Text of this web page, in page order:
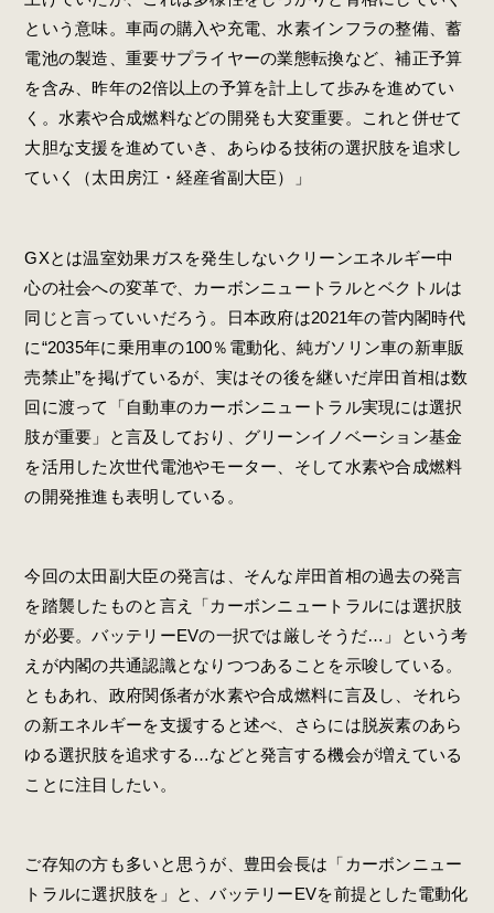
という意味。車両の購入や充電、水素インフラの整備、蓄
電池の製造、重要サプライヤーの業態転換など、補正予算
を含み、昨年の2倍以上の予算を計上して歩みを進めてい
く。水素や合成燃料などの開発も大変重要。これと併せて
大胆な支援を進めていき、あらゆる技術の選択肢を追求し
ていく（太田房江・経産省副大臣）」
GXとは温室効果ガスを発生しないクリーンエネルギー中
心の社会への変革で、カーボンニュートラルとベクトルは
同じと言っていいだろう。日本政府は2021年の菅内閣時代
に“2035年に乗用車の100％電動化、純ガソリン車の新車販
売禁止”を掲げているが、実はその後を継いだ岸田首相は数
回に渡って「自動車のカーボンニュートラル実現には選択
肢が重要」と言及しており、グリーンイノベーション基金
を活用した次世代電池やモーター、そして水素や合成燃料
の開発推進も表明している。
今回の太田副大臣の発言は、そんな岸田首相の過去の発言
を踏襲したものと言え「カーボンニュートラルには選択肢
が必要。バッテリーEVの一択では厳しそうだ…」という考
えが内閣の共通認識となりつつあることを示唆している。
ともあれ、政府関係者が水素や合成燃料に言及し、それら
の新エネルギーを支援すると述べ、さらには脱炭素のあら
ゆる選択肢を追求する…などと発言する機会が増えている
ことに注目したい。
ご存知の方も多いと思うが、豊田会長は「カーボンニュー
トラルに選択肢を」と、バッテリーEVを前提とした電動化